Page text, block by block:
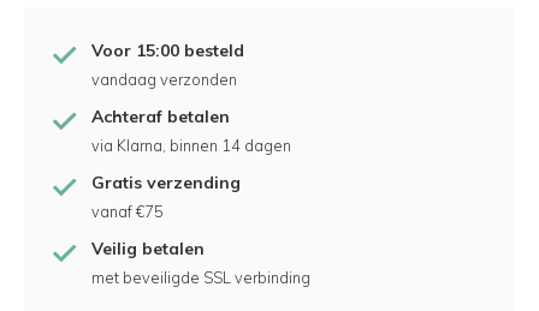
Voor 15:00 besteld
vandaag verzonden
Achteraf betalen
via Klarna, binnen 14 dagen
Gratis verzending
vanaf €75
Veilig betalen
met beveiligde SSL verbinding